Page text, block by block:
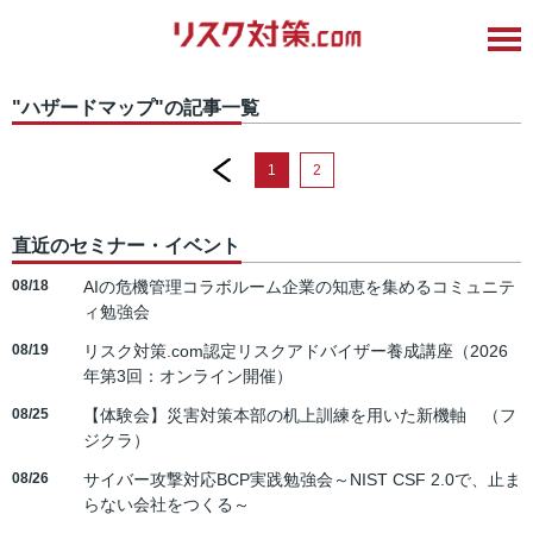
"ハザードマップ"の記事一覧
prev
1 2
直近のセミナー・イベント
08/18
AIの危機管理コラボルーム企業の知恵を集めるコミュニテ
ィ勉強会
08/19
リスク対策.com認定リスクアドバイザー養成講座（2026
年第3回：オンライン開催）
08/25
【体験会】災害対策本部の机上訓練を用いた新機軸 （フ
ジクラ）
08/26
サイバー攻撃対応BCP実践勉強会～NIST CSF 2.0で、止ま
らない会社をつくる～